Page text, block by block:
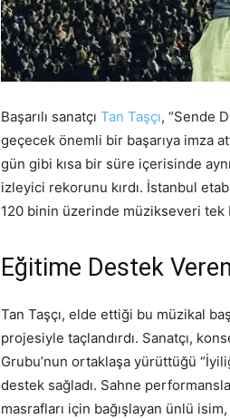
Başarılı sanatçı Tan Taşçı, “Sende
geçecek önemli bir başarıya imza
gün gibi kısa bir süre içerisinde
izleyici rekorunu kırdı. İstanbul
120 binin üzerinde müzikseveri tek
Eğitime Destek
Tan Taşçı, elde ettiği bu müzikal
projesiyle taçlandırdı. Sanatçı,
Grubu’nun ortaklaşa yürüttüğü
destek sağladı. Sahne
masrafları için bağışlayan ünlü